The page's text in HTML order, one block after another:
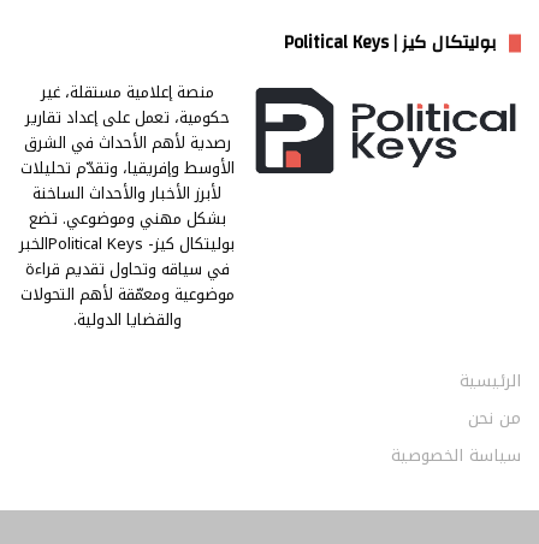
بوليتكال كيز | Political Keys
منصة إعلامية مستقلة، غير
حكومية، تعمل على إعداد تقارير
رصدية لأهم الأحداث في الشرق
الأوسط وإفريقيا، وتقدّم تحليلات
لأبرز الأخبار والأحداث الساخنة
بشكل مهني وموضوعي. تضع
بوليتكال كيز- Political Keysالخبر
في سياقه وتحاول تقديم قراءة
موضوعية ومعمّقة لأهم التحولات
والقضايا الدولية.
الرئيسية
من نحن
سياسة الخصوصية